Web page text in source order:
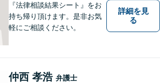
『法律相談結果シート』をお
持ち帰り頂けます。是非お気
軽にご相談ください。
詳細を見
る
仲西 孝浩 弁護士